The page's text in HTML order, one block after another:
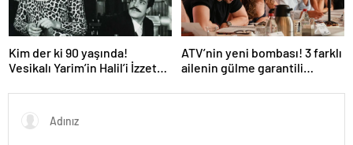
Kim der ki 90 yaşında!
Vesikalı Yarim’in Halil’i İzzet
oldu!
ATV’nin yeni bombası! 3 farklı
ailenin gülme garantili